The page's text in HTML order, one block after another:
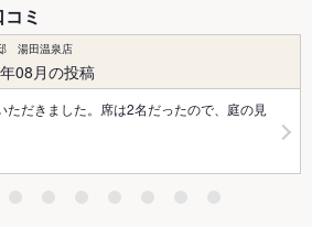
ミ
湯田温泉店
08月の投稿
だきました。席は2名だったので、庭の見